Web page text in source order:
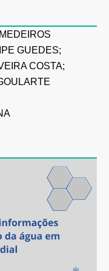
GUEDES;
COSTA;